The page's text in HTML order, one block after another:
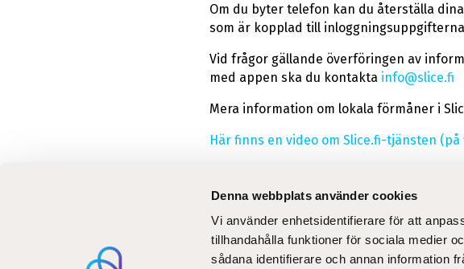
Denna webbplats använder cookies
Vi använder enhetsidentifierare för att
tillhandahålla funktioner för sociala medier
sådana identifierare och annan information
Om du byter telefon kan du återställa
som är kopplad till
Vid frågor gällande överföringen av
med appen ska du kontakta info@slice.fi
Mera information om lokala förmåner i
Här finns en video om Slice.fi-tjänsten (på
Aktuellt
Utbildning